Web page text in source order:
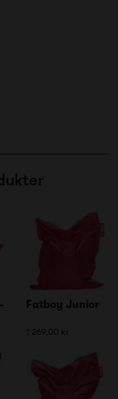
Fatboy Junior
1 269,00 kr